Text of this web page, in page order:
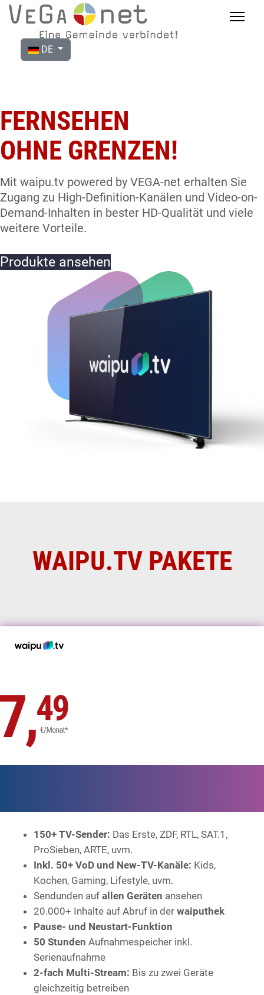
DE
FERNSEHEN
OHNE GRENZEN!
Mit waipu.tv powered by VEGA-net erhalten Sie
Zugang zu High-Definition-Kanälen und Video-on-
Demand-Inhalten in bester HD-Qualität und viele
weitere Vorteile.
Produkte ansehen
WAIPU.TV PAKETE
150+ TV-Sender: Das Erste, ZDF, RTL, SAT.1,
ProSieben, ARTE, uvm.
Inkl. 50+ VoD und New-TV-Kanäle: Kids,
Kochen, Gaming, Lifestyle, uvm.
Sendunden auf allen Geräten ansehen
20.000+ Inhalte auf Abruf in der waiputhek
Pause- und Neustart-Funktion
50 Stunden Aufnahmespeicher inkl.
Serienaufnahme
2-fach Multi-Stream: Bis zu zwei Geräte
gleichzeitig betreiben